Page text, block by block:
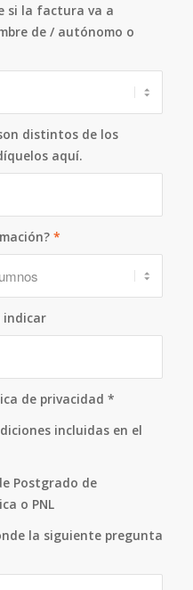
si la factura va a
de / autónomo o
distintos de los
aquí.
*
indicar
de privacidad *
incluidas en el
Postgrado de
o PNL
la siguiente pregunta